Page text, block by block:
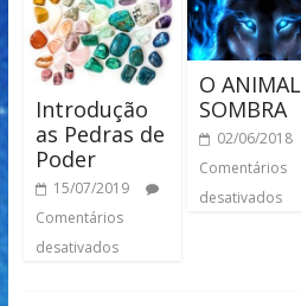
Introdução
as Pedras de
Poder
15/07/2019
Comentários
desativados
O ANIMAL
SOMBRA
02/06/2018
Comentários
desativados